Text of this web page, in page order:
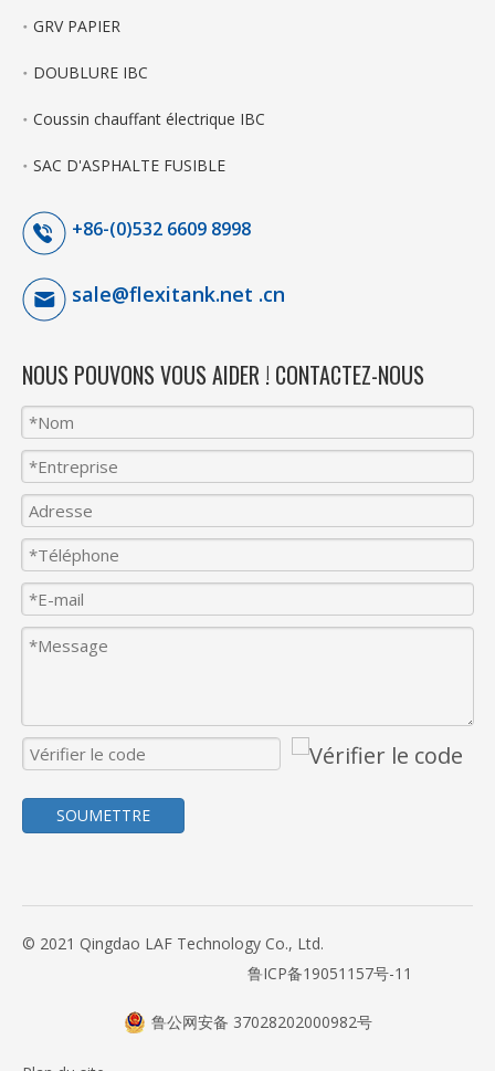
GRV PAPIER
DOUBLURE IBC
Coussin chauffant électrique IBC
SAC D'ASPHALTE FUSIBLE
+86-(0)532 6609 8998
sale@flexitank.net .cn
NOUS POUVONS VOUS AIDER ! CONTACTEZ-NOUS
SOUMETTRE
© 2021 Qingdao LAF Technology Co., Ltd.
鲁ICP备19051157号-11
鲁公网安备 37028202000982号